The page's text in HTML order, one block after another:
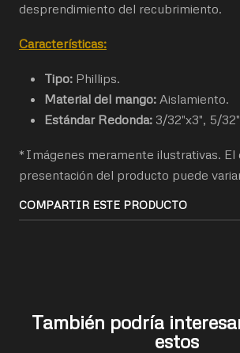
desprendimiento del recubrimiento.
Características:
Tipo: Phillips.
Material del mango: Aislamiento.
Estándar Redonda: 3/32"x3", 5/
*Imágenes meramente ilustrativas. El
presentación del producto puede
COMPARTIR ESTE PRODUCTO
También podría
estos